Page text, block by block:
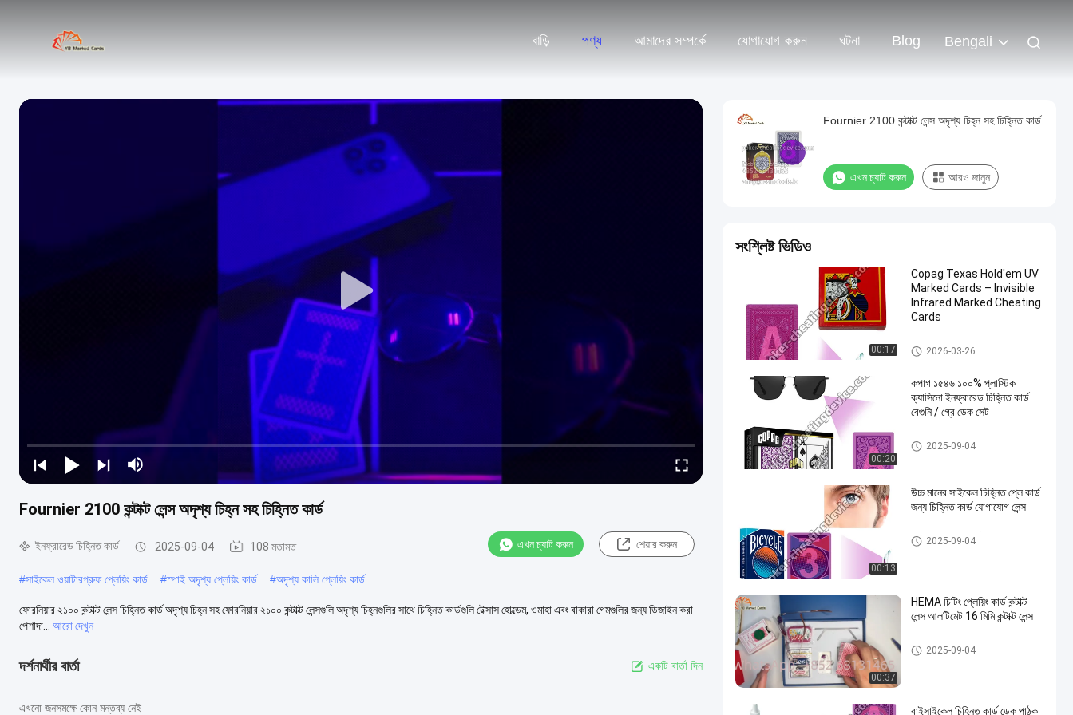
বাড়ি পণ্য আমাদের সম্পর্কে যোগাযোগ করুন ঘটনা Blog Bengali
Fournier 2100 কন্টাক্ট লেন্স অদৃশ্য চিহ্ন সহ চিহ্নিত কার্ড
ইনফ্রারেড চিহ্নিত কার্ড 2025-09-04 108 মতামত এখন চ্যাট করুন শেয়ার করুন
#সাইকেল ওয়াটারপ্রুফ প্লেয়িং কার্ড #স্পাই অদৃশ্য প্লেয়িং কার্ড #অদৃশ্য কালি প্লেয়িং কার্ড
ফোরনিয়ার ২১০০ কন্টাক্ট লেন্স চিহ্নিত কার্ড অদৃশ্য চিহ্ন সহ ফোরনিয়ার ২১০০ কন্টাক্ট লেন্সগুলি অদৃশ্য চিহ্নগুলির সাথে চিহ্নিত কার্ডগুলি টেক্সাস হোল্ডেম, ওমাহা এবং বাকারা গেমগুলির জন্য ডিজাইন করা
পেশাদা...
আরো দেখুন
দর্শনার্থীর বার্তা একটি বার্তা দিন
এখনো জনসমক্ষে কোন মন্তব্য নেই
Fournier 2100 কন্টাক্ট লেন্স অদৃশ্য চিহ্ন সহ চিহ্নিত কার্ড
এখন চ্যাট করুন আরও জানুন
সংশ্লিষ্ট ভিডিও
00:17
Copag Texas Hold'em UV
Marked Cards – Invisible
Infrared Marked Cheating
Cards
ইনফ্রারেড চিহ্নিত কার্ড
2026-03-26
00:20
কপাগ ১৫৪৬ ১০০% প্লাস্টিক
ক্যাসিনো ইনফ্রারেড চিহ্নিত কার্ড
বেগুনি / গ্রে ডেক সেট
ইনফ্রারেড চিহ্নিত কার্ড
2025-09-04
00:13
উচ্চ মানের সাইকেল চিহ্নিত প্লে কার্ড
জন্য চিহ্নিত কার্ড যোগাযোগ লেন্স
ইনফ্রারেড চিহ্নিত কার্ড
2025-09-04
00:37
HEMA চিটিং প্লেয়িং কার্ড কন্টাক্ট
লেন্স আলটিমেট 16 মিমি কন্টাক্ট লেন্স
ইনফ্রারেড কন্টাক্ট লেন্স
2025-09-04
বাইসাইকেল চিহ্নিত কার্ড ডেক পাঠক